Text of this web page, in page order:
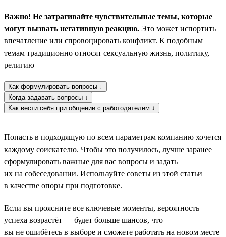
Важно! Не затрагивайте чувствительные темы, которые
могут вызвать негативную реакцию. Это может испортить
впечатление или спровоцировать конфликт. К подобным
темам традиционно относят сексуальную жизнь, политику,
религию
Как формулировать вопросы ↓
Когда задавать вопросы ↓
Как вести себя при общении с работодателем ↓
Попасть в подходящую по всем параметрам компанию хочется
каждому соискателю. Чтобы это получилось, лучше заранее
сформулировать важные для вас вопросы и задать
их на собеседовании. Используйте советы из этой статьи
в качестве опоры при подготовке.
Если вы проясните все ключевые моменты, вероятность
успеха возрастёт — будет больше шансов, что
вы не ошибётесь в выборе и сможете работать на новом месте